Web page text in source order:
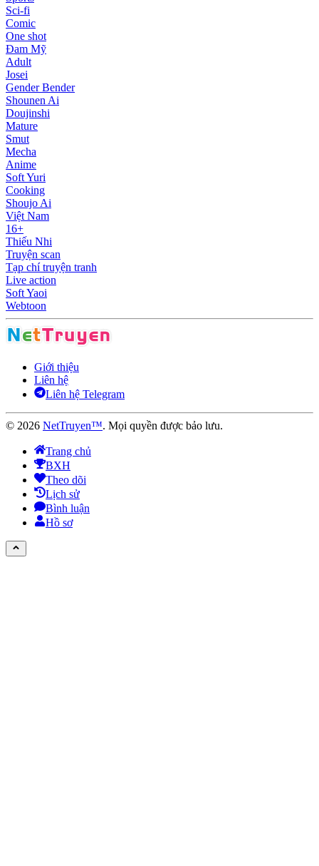
Sci-fi
Comic
One shot
Đam Mỹ
Adult
Josei
Gender Bender
Shounen Ai
Doujinshi
Mature
Smut
Mecha
Anime
Soft Yuri
Cooking
Shoujo Ai
Việt Nam
16+
Thiếu Nhi
Truyện scan
Tạp chí truyện tranh
Live action
Soft Yaoi
Webtoon
Giới thiệu
Liên hệ
Liên hệ Telegram
© 2026 NetTruyen™. Mọi quyền được bảo lưu.
Trang chủ
BXH
Theo dõi
Lịch sử
Bình luận
Hồ sơ